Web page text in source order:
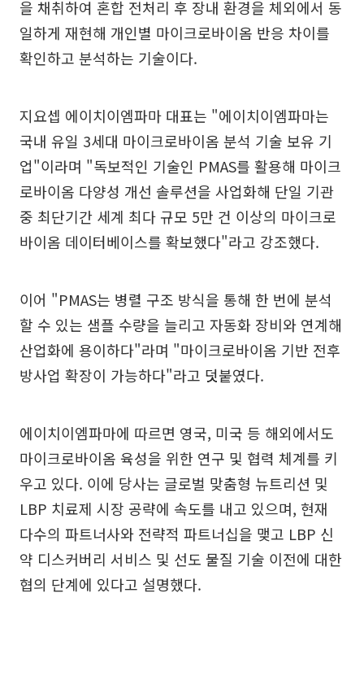
을 채취하여 혼합 전처리 후 장내 환경을 체외에서 동
일하게 재현해 개인별 마이크로바이옴 반응 차이를
확인하고 분석하는 기술이다.
지요셉 에이치이엠파마 대표는 "에이치이엠파마는
국내 유일 3세대 마이크로바이옴 분석 기술 보유 기
업"이라며 "독보적인 기술인 PMAS를 활용해 마이크
로바이옴 다양성 개선 솔루션을 사업화해 단일 기관
중 최단기간 세계 최다 규모 5만 건 이상의 마이크로
바이옴 데이터베이스를 확보했다"라고 강조했다.
이어 "PMAS는 병렬 구조 방식을 통해 한 번에 분석
할 수 있는 샘플 수량을 늘리고 자동화 장비와 연계해
산업화에 용이하다"라며 "마이크로바이옴 기반 전후
방사업 확장이 가능하다"라고 덧붙였다.
에이치이엠파마에 따르면 영국, 미국 등 해외에서도
마이크로바이옴 육성을 위한 연구 및 협력 체계를 키
우고 있다. 이에 당사는 글로벌 맞춤형 뉴트리션 및
LBP 치료제 시장 공략에 속도를 내고 있으며, 현재
다수의 파트너사와 전략적 파트너십을 맺고 LBP 신
약 디스커버리 서비스 및 선도 물질 기술 이전에 대한
협의 단계에 있다고 설명했다.